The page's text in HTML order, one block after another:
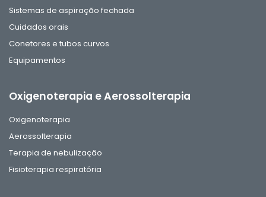
Sistemas de aspiração fechada
Cuidados orais
Conetores e tubos curvos
Equipamentos
Oxigenoterapia e Aerossolterapia
Oxigenoterapia
Aerossolterapia
Terapia de nebulização
Fisioterapia respiratória